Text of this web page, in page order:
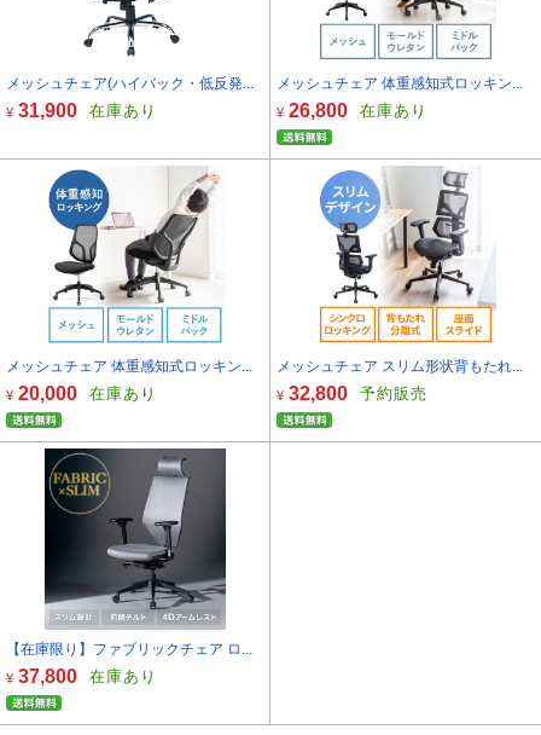
メッシュチェア(ハイバック・低反発...
¥ 31,900 在庫あり
メッシュチェア 体重感知式ロッキン...
¥ 26,800 在庫あり
メッシュチェア 体重感知式ロッキン...
¥ 20,000 在庫あり
メッシュチェア スリム形状背もたれ...
¥ 32,800 予約販売
【在庫限り】ファブリックチェア ロ...
¥ 37,800 在庫あり